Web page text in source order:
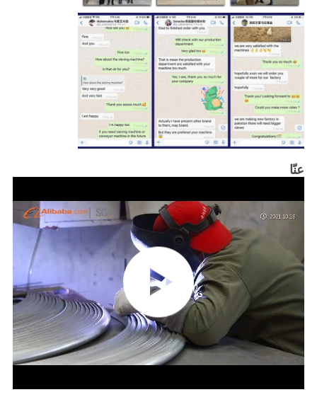
عنّا